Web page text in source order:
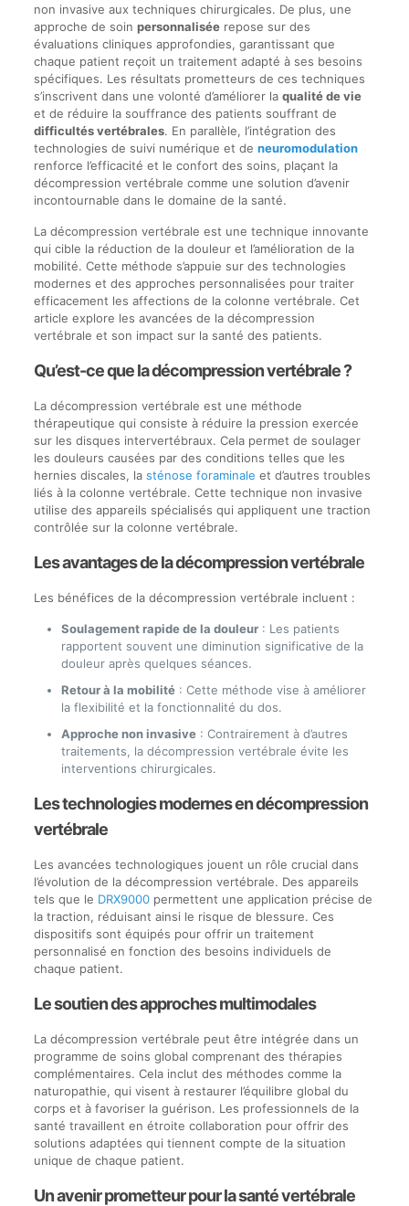
non invasive aux techniques chirurgicales. De plus, une
approche de soin personnaliséerepose sur des
évaluations cliniques approfondies, garantissant que
chaque patient reçoit un traitement adapté à ses besoins
spécifiques. Les résultats prometteurs de ces techniques
s’inscrivent dans une volonté d’améliorer la qualité de vie
et de réduire la souffrance des patients souffrant de
difficultés vertébrales. En parallèle, l’intégration des
technologies de suivi numérique et de neuromodulation
renforce l’efficacité et le confort des soins, plaçant la
décompression vertébrale comme une solution d’avenir
incontournable dans le domaine de la santé.
La décompression vertébrale est une technique innovante
qui cible la réduction de la douleur et l’amélioration de la
mobilité. Cette méthode s’appuie sur des technologies
modernes et des approches personnalisées pour traiter
efficacement les affections de la colonne vertébrale. Cet
article explore les avancées de la décompression
vertébrale et son impact sur la santé des patients.
Qu’est-ce que la décompression vertébrale ?
La décompression vertébrale est une méthode
thérapeutique qui consiste à réduire la pression exercée
sur les disques intervertébraux. Cela permet de soulager
les douleurs causées par des conditions telles que les
hernies discales, la sténose foraminale et d’autres troubles
liés à la colonne vertébrale. Cette technique non invasive
utilise des appareils spécialisés qui appliquent une traction
contrôlée sur la colonne vertébrale.
Les avantages de la décompression vertébrale
Les bénéfices de la décompression vertébrale incluent :
Soulagement rapide de la douleur: Les patients
rapportent souvent une diminution significative de la
douleur après quelques séances.
Retour à la mobilité: Cette méthode vise à améliorer
la flexibilité et la fonctionnalité du dos.
Approche non invasive: Contrairement à d’autres
traitements, la décompression vertébrale évite les
interventions chirurgicales.
Les technologies modernes en décompression
vertébrale
Les avancées technologiques jouent un rôle crucial dans
l’évolution de la décompression vertébrale. Des appareils
tels que le DRX9000permettent une application précise de
la traction, réduisant ainsi le risque de blessure. Ces
dispositifs sont équipés pour offrir un traitement
personnalisé en fonction des besoins individuels de
chaque patient.
Le soutien des approches multimodales
La décompression vertébrale peut être intégrée dans un
programme de soins global comprenant des thérapies
complémentaires. Cela inclut des méthodes comme la
naturopathie, qui visent à restaurer l’équilibre global du
corps et à favoriser la guérison. Les professionnels de la
santé travaillent en étroite collaboration pour offrir des
solutions adaptées qui tiennent compte de la situation
unique de chaque patient.
Un avenir prometteur pour la santé vertébrale